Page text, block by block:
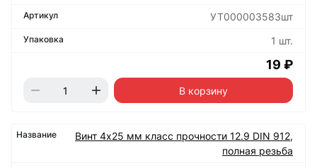
УТ000003583шт
1 шт.
19 ₽
В корзину
Винт 4х25 мм класс прочности 12.9 DIN 912,
полная резьба